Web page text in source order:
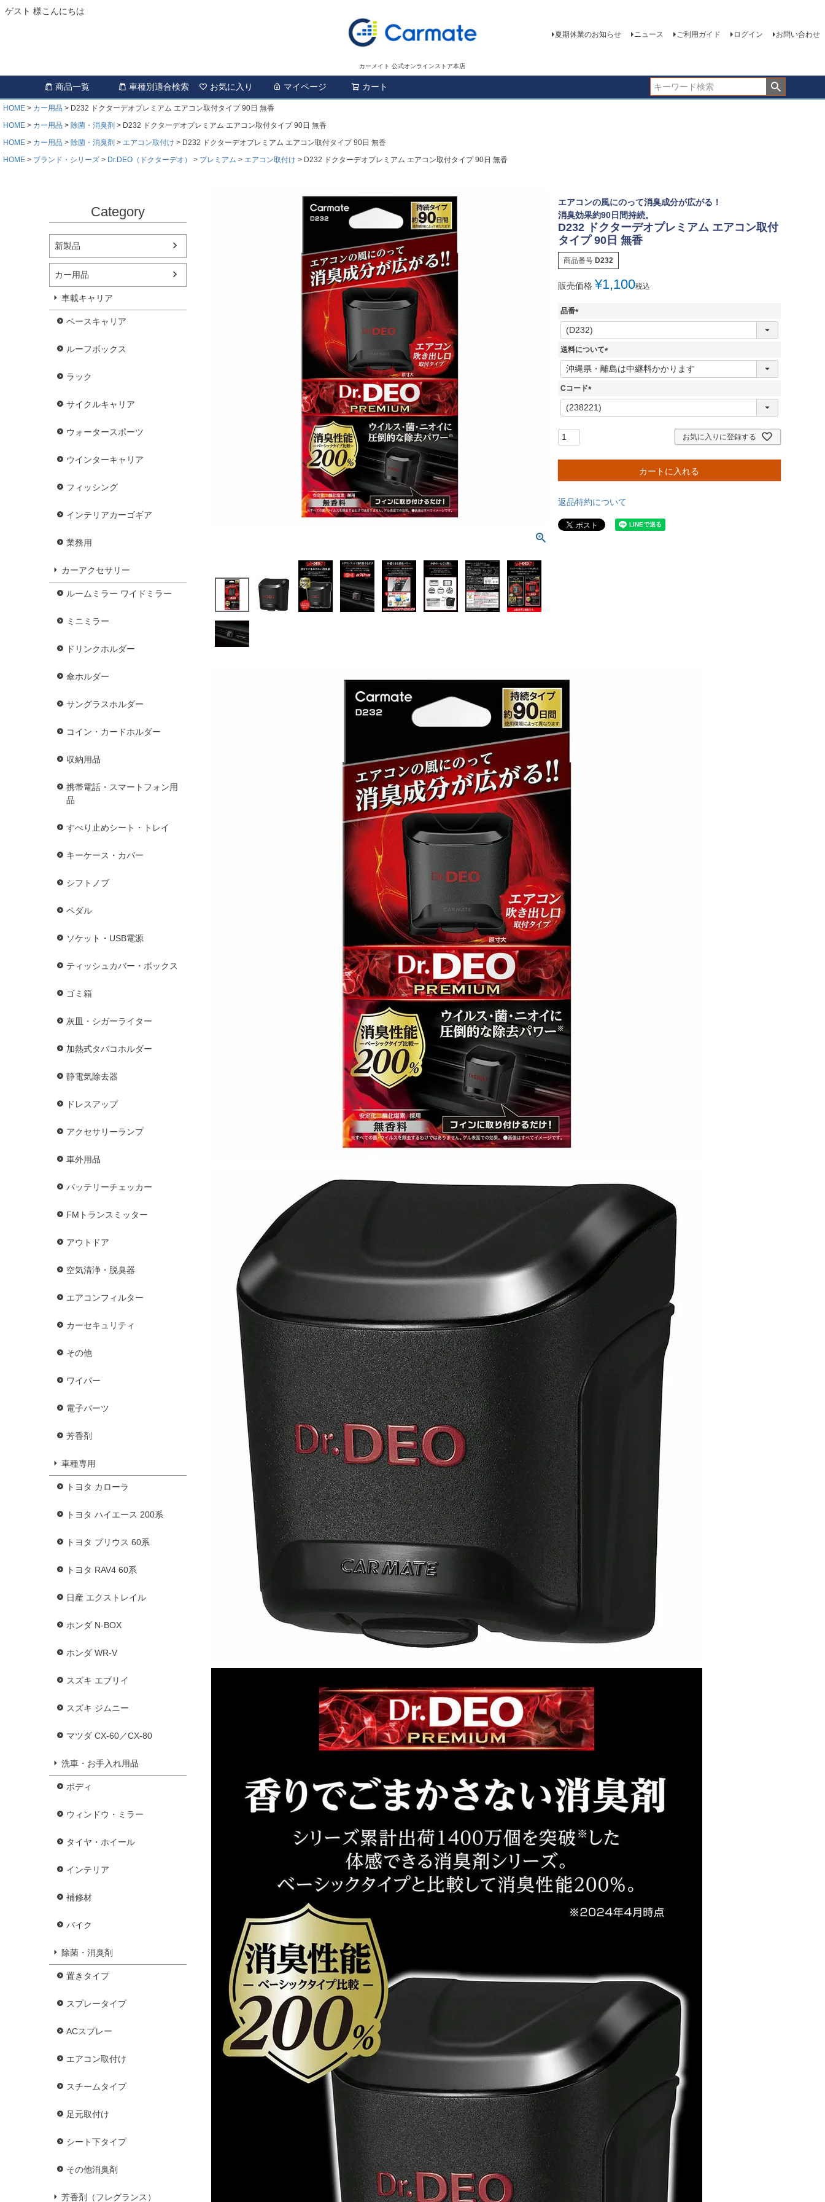
ゲスト 様こんにちは
カーメイト 公式オンラインストア本店
夏期休業のお知らせ ニュース ご利用ガイド ログイン お問い合わせ
商品一覧 車種別適合検索 お気に入り マイページ カート
HOME カー用品
D232 ドクターデオプレミアム エアコン取付タイプ 90日 無香
HOME
カー用品 除菌・消臭剤
D232 ドクターデオプレミアム エアコン取付タイプ 90日 無香
HOME
カー用品 除菌・消臭剤 エアコン取付け
D232 ドクターデオプレミアム エアコン取付タイプ 90日 無香
HOME
ブランド・シリーズ Dr.DEO（ドクターデオ） プレミアム エアコン取付け D232 ドクターデオプレミアム エアコン取付タイプ 90日 無香
Category
新製品
カー用品
車載キャリア
ベースキャリア
ルーフボックス
ラック
サイクルキャリア
ウォータースポーツ
ウインターキャリア
フィッシング
インテリアカーゴギア
業務用
カーアクセサリー
ルームミラー ワイドミラー
ミニミラー
ドリンクホルダー
傘ホルダー
サングラスホルダー
コイン・カードホルダー
収納用品
携帯電話・スマートフォン用
品
すべり止めシート・トレイ
キーケース・カバー
シフトノブ
ペダル
ソケット・USB電源
ティッシュカバー・ボックス
ゴミ箱
灰皿・シガーライター
加熱式タバコホルダー
静電気除去器
ドレスアップ
アクセサリーランプ
車外用品
バッテリーチェッカー
FMトランスミッター
アウトドア
空気清浄・脱臭器
エアコンフィルター
カーセキュリティ
その他
ワイパー
電子パーツ
芳香剤
車種専用
トヨタ カローラ
トヨタ ハイエース 200系
トヨタ プリウス 60系
トヨタ RAV4 60系
日産 エクストレイル
ホンダ N-BOX
ホンダ WR-V
スズキ エブリイ
スズキ ジムニー
マツダ CX-60／CX-80
洗車・お手入れ用品
ボディ
ウィンドウ・ミラー
タイヤ・ホイール
インテリア
補修材
バイク
除菌・消臭剤
置きタイプ
スプレータイプ
ACスプレー
エアコン取付け
スチームタイプ
足元取付け
シート下タイプ
その他消臭剤
芳香剤（フレグランス）
エアコンの風にのって消臭成分が広がる！
消臭効果約90日間持続。
D232 ドクターデオプレミアム エアコン取付
タイプ 90日 無香
商品番号 D232
販売価格 ¥1,100税込
品番
(
必
須
送料について
(
必
Cコード
(
必
お気に入りに登録する
カートに入れる
返品特約について